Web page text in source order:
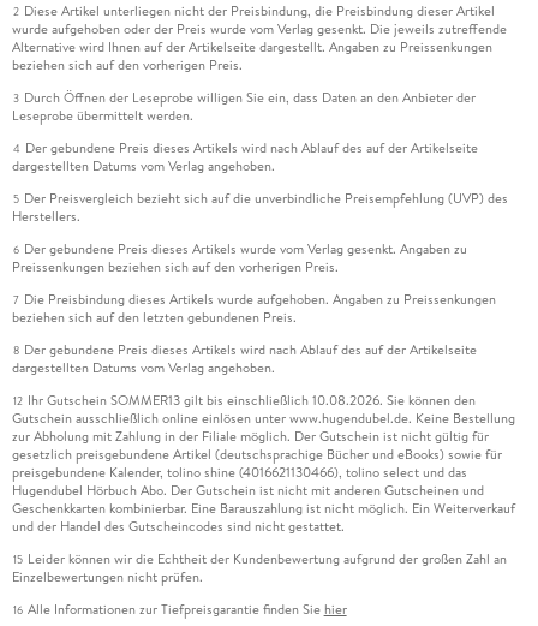
2 Diese Artikel unterliegen nicht der Preisbindung, die Preisbindung dieser Artikel
wurde aufgehoben oder der Preis wurde vom Verlag gesenkt. Die jeweils zutreffende
Alternative wird Ihnen auf der Artikelseite dargestellt. Angaben zu Preissenkungen
beziehen sich auf den vorherigen Preis.
3 Durch Öffnen der Leseprobe willigen Sie ein, dass Daten an den Anbieter der
Leseprobe übermittelt werden.
4 Der gebundene Preis dieses Artikels wird nach Ablauf des auf der Artikelseite
dargestellten Datums vom Verlag angehoben.
5 Der Preisvergleich bezieht sich auf die unverbindliche Preisempfehlung (UVP) des
Herstellers.
6 Der gebundene Preis dieses Artikels wurde vom Verlag gesenkt. Angaben zu
Preissenkungen beziehen sich auf den vorherigen Preis.
7 Die Preisbindung dieses Artikels wurde aufgehoben. Angaben zu Preissenkungen
beziehen sich auf den letzten gebundenen Preis.
8 Der gebundene Preis dieses Artikels wird nach Ablauf des auf der Artikelseite
dargestellten Datums vom Verlag angehoben.
12 Ihr Gutschein SOMMER13 gilt bis einschließlich 10.08.2026. Sie können den
Gutschein ausschließlich online einlösen unter www.hugendubel.de. Keine Bestellung
zur Abholung mit Zahlung in der Filiale möglich. Der Gutschein ist nicht gültig für
gesetzlich preisgebundene Artikel (deutschsprachige Bücher und eBooks) sowie für
preisgebundene Kalender, tolino shine (4016621130466), tolino select und das
Hugendubel Hörbuch Abo. Der Gutschein ist nicht mit anderen Gutscheinen und
Geschenkkarten kombinierbar. Eine Barauszahlung ist nicht möglich. Ein Weiterverkauf
und der Handel des Gutscheincodes sind nicht gestattet.
15 Leider können wir die Echtheit der Kundenbewertung aufgrund der großen Zahl an
Einzelbewertungen nicht prüfen.
16 Alle Informationen zur Tiefpreisgarantie finden Sie hier